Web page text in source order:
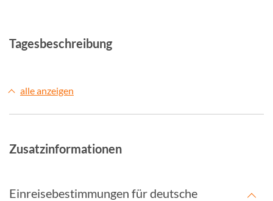
Tagesbeschreibung
alle anzeigen
Zusatzinformationen
Einreisebestimmungen für deutsche